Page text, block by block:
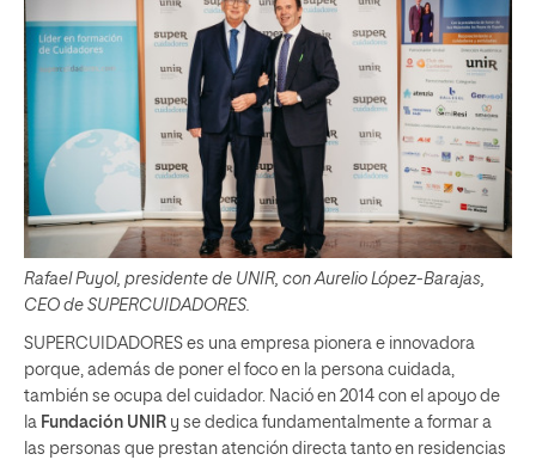
Rafael Puyol, presidente de UNIR, con Aurelio López-Barajas,
CEO de SUPERCUIDADORES.
SUPERCUIDADORES es una empresa pionera e innovadora
porque, además de poner el foco en la persona cuidada,
también se ocupa del cuidador. Nació en 2014 con el apoyo de
la Fundación UNIR y se dedica fundamentalmente a formar a
las personas que prestan atención directa tanto en residencias